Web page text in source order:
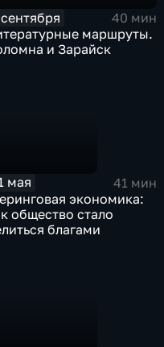
40 мин
маршруты.
и Зарайск
мая
41 мин
экономика:
общество стало
благами